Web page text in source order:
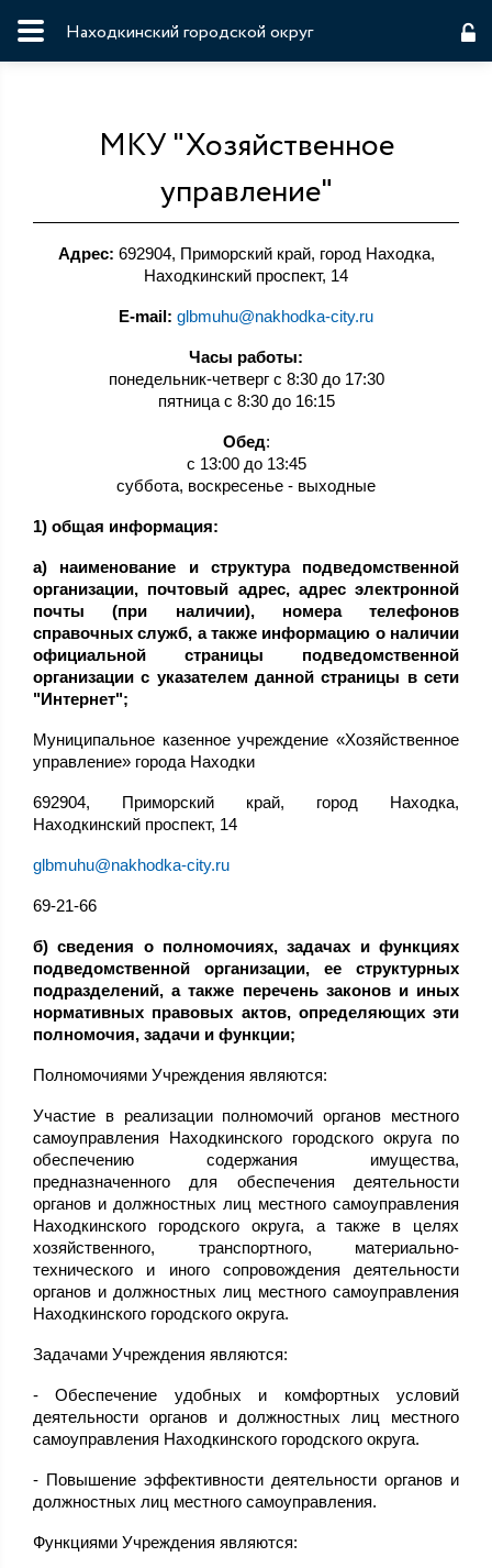
Находкинский городской округ
МКУ "Хозяйственное
управление"
Адрес: 692904, Приморский край, город Находка,
Находкинский проспект, 14
E-mail: glbmuhu@nakhodka-city.ru
Часы работы:
понедельник-четверг с 8:30 до 17:30
пятница с 8:30 до 16:15
Обед:
с 13:00 до 13:45
суббота, воскресенье - выходные
1) общая информация:
а) наименование и структура подведомственной
организации, почтовый адрес, адрес электронной
почты (при наличии), номера телефонов
справочных служб, а также информацию о наличии
официальной страницы подведомственной
организации с указателем данной страницы в сети
"Интернет";
Муниципальное казенное учреждение «Хозяйственное
управление» города Находки
692904, Приморский край, город Находка,
Находкинский проспект, 14
glbmuhu@nakhodka-city.ru
69-21-66
б) сведения о полномочиях, задачах и функциях
подведомственной организации, ее структурных
подразделений, а также перечень законов и иных
нормативных правовых актов, определяющих эти
полномочия, задачи и функции;
Полномочиями Учреждения являются:
Участие в реализации полномочий органов местного
самоуправления Находкинского городского округа по
обеспечению содержания имущества,
предназначенного для обеспечения деятельности
органов и должностных лиц местного самоуправления
Находкинского городского округа, а также в целях
хозяйственного, транспортного, материально-
технического и иного сопровождения деятельности
органов и должностных лиц местного самоуправления
Находкинского городского округа.
Задачами Учреждения являются:
- Обеспечение удобных и комфортных условий
деятельности органов и должностных лиц местного
самоуправления Находкинского городского округа.
- Повышение эффективности деятельности органов и
должностных лиц местного самоуправления.
Функциями Учреждения являются: